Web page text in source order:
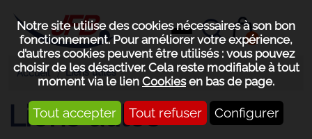
Notre site utilise des cookies nécessaires à son bon
fonctionnement. Pour améliorer votre expérience,
d’autres cookies peuvent être utilisés : vous pouvez
choisir de les désactiver. Cela reste modifiable à tout
moment via le lien Cookiesen bas de page.
Tout accepter Tout refuser Configurer
0
Accueil Liens utiles
Liens utiles